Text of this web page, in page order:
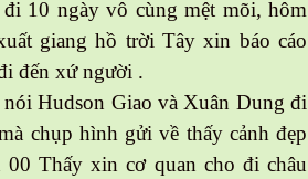
10 ngày vô cùng mệt mõi, hôm
giang hồ trời Tây xin báo cáo
đến xứ người .
Hudson Giao và Xuân Dung đi
chụp hình gửi về thấy cảnh đẹp
Thấy xin cơ quan cho đi châu